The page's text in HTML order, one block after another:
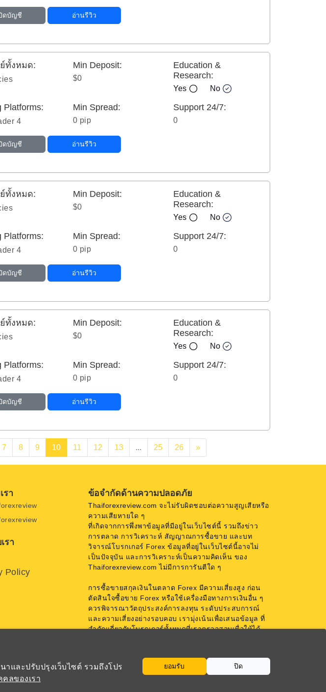
และปรับปรุงเว็บไซต์ รวมถึงโปร
ลของเรา
ยอมรับ ปิด
ดบัญชี อ่านรีวิว
ทั้งหมด: Min Deposit:
$0
Education &
Research:
Yes No
Platforms:
4
Min Spread:
0 pip
Support 24/7:
0
ดบัญชี อ่านรีวิว
ทั้งหมด: Min Deposit:
$0
Education &
Research:
Yes No
Platforms:
4
Min Spread:
0 pip
Support 24/7:
0
ดบัญชี อ่านรีวิว
ทั้งหมด: Min Deposit:
$0
Education &
Research:
Yes No
Platforms:
4
Min Spread:
0 pip
Support 24/7:
0
ดบัญชี อ่านรีวิว
7 8 9 10 11 12 13 ... 25 26 »
รา
รา
Policy
ข้อจำกัดด้านความปลอดภัย
Thaiforexreview.com จะไม่รับผิดชอบต่อความสูญเสียหรือ
ความเสียหายใด ๆ
ที่เกิดจากการพึ่งพาข้อมูลที่มีอยู่ในเว็บไซต์นี้ รวมถึงข่าว
การตลาด การวิเคราะห์ สัญญาณการซื้อขาย และบท
วิจารณ์โบรกเกอร์ Forex ข้อมูลที่อยู่ในเว็บไซต์นี้อาจไม่
เป็นปัจจุบัน และการวิเคราะห์เป็นความคิดเห็น ของ
Thaiforexreview.com ไม่มีการการันตีใด ๆ
การซื้อขายสกุลเงินในตลาด Forex มีความเสี่ยงสูง ก่อน
ตัดสินใจซื้อขาย Forex หรือใช้เครื่องมือทางการเงินอื่น ๆ
ควรพิจารณาวัตถุประสงค์การลงทุน ระดับประสบการณ์
และความเสี่ยงอย่างรอบคอบ เรามุ่งเน้นเพื่อเสนอข้อมูล ที่
สำคัญเกี่ยวกับโบรกเกอร์ทั้งหมดที่เราตรวจสอบเพื่อให้ได้